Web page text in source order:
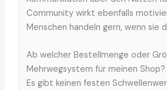
Community wirkt ebenfalls
Menschen handeln gern, wenn sie
Ab welcher Bestellmenge oder
Mehrwegsystem für meinen Shop?
Es gibt keinen festen